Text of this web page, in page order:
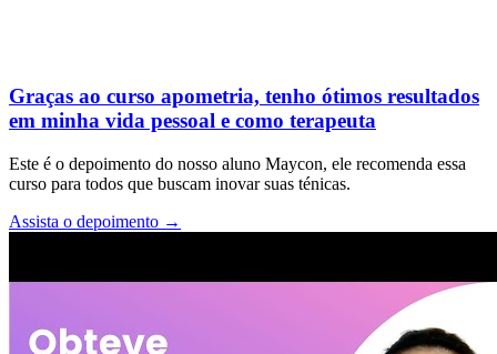
Graças ao curso apometria, tenho ótimos resultados
em minha vida pessoal e como terapeuta
Este é o depoimento do nosso aluno Maycon, ele recomenda essa
curso para todos que buscam inovar suas ténicas.
Assista o depoimento →